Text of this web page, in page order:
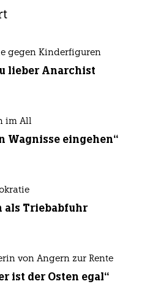
gegen Kinderfiguren
lieber Anarchist
im All
Wagnisse eingehen“
als Triebabfuhr
von Angern zur Rente
ist der Osten egal“